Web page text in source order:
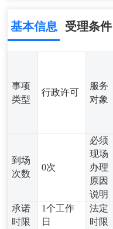
基本信息 受理条件
事项
类型
行政许可
服务
对象
到场
次数
0次
必须
现场
办理
原因
说明
承诺
时限
1个工作
日
法定
时限